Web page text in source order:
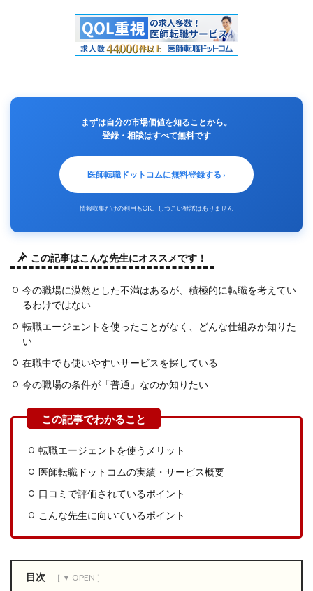
まずは自分の市場価値を知ることから。
登録・相談はすべて無料です
医師転職ドットコムに無料登録する ›
情報収集だけの利用もOK。しつこい勧誘はありません
この記事はこんな先生にオススメです！
今の職場に漠然とした不満はあるが、積極的に転職を考えてい
るわけではない
転職エージェントを使ったことがなく、どんな仕組みか知りた
い
在職中でも使いやすいサービスを探している
今の職場の条件が「普通」なのか知りたい
転職エージェントを使うメリット
医師転職ドットコムの実績・サービス概要
口コミで評価されているポイント
こんな先生に向いているポイント
目次